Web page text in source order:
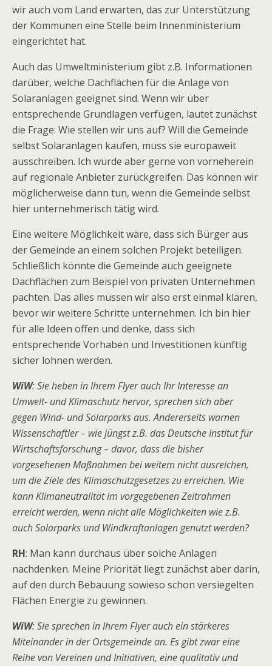
wir auch vom Land erwarten, das zur Unterstützung
der Kommunen eine Stelle beim Innenministerium
eingerichtet hat.
Auch das Umweltministerium gibt z.B. Informationen
darüber, welche Dachflächen für die Anlage von
Solaranlagen geeignet sind. Wenn wir über
entsprechende Grundlagen verfügen, lautet zunächst
die Frage: Wie stellen wir uns auf? Will die Gemeinde
selbst Solaranlagen kaufen, muss sie europaweit
ausschreiben. Ich würde aber gerne von vorneherein
auf regionale Anbieter zurückgreifen. Das können wir
möglicherweise dann tun, wenn die Gemeinde selbst
hier unternehmerisch tätig wird.
Eine weitere Möglichkeit wäre, dass sich Bürger aus
der Gemeinde an einem solchen Projekt beteiligen.
Schließlich könnte die Gemeinde auch geeignete
Dachflächen zum Beispiel von privaten Unternehmen
pachten. Das alles müssen wir also erst einmal klären,
bevor wir weitere Schritte unternehmen. Ich bin hier
für alle Ideen offen und denke, dass sich
entsprechende Vorhaben und Investitionen künftig
sicher lohnen werden.
WiW: Sie heben in Ihrem Flyer auch Ihr Interesse an
Umwelt- und Klimaschutz hervor, sprechen sich aber
gegen Wind- und Solarparks aus. Andererseits warnen
Wissenschaftler – wie jüngst z.B. das Deutsche Institut für
Wirtschaftsforschung – davor, dass die bisher
vorgesehenen Maßnahmen bei weitem nicht ausreichen,
um die Ziele des Klimaschutzgesetzes zu erreichen. Wie
kann Klimaneutralität im vorgegebenen Zeitrahmen
erreicht werden, wenn nicht alle Möglichkeiten wie z.B.
auch Solarparks und Windkraftanlagen genutzt werden?
RH: Man kann durchaus über solche Anlagen
nachdenken. Meine Priorität liegt zunächst aber darin,
auf den durch Bebauung sowieso schon versiegelten
Flächen Energie zu gewinnen.
WiW: Sie sprechen in Ihrem Flyer auch ein stärkeres
Miteinander in der Ortsgemeinde an. Es gibt zwar eine
Reihe von Vereinen und Initiativen, eine qualitativ und